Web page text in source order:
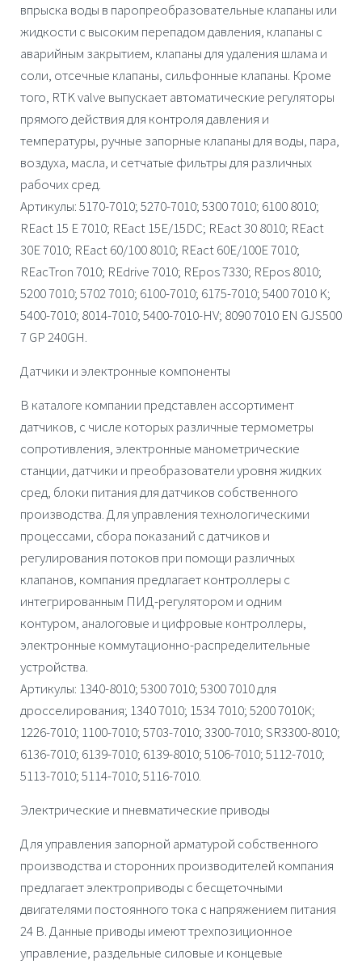
впрыска воды в паропреобразовательные клапаны или
жидкости с высоким перепадом давления, клапаны с
аварийным закрытием, клапаны для удаления шлама и
соли, отсечные клапаны, сильфонные клапаны. Кроме
того, RTK valve выпускает автоматические регуляторы
прямого действия для контроля давления и
температуры, ручные запорные клапаны для воды, пара,
воздуха, масла, и сетчатые фильтры для различных
рабочих сред.
Артикулы: 5170-7010; 5270-7010; 5300 7010; 6100 8010;
REact 15 E 7010; REact 15E/15DC; REact 30 8010; REact
30E 7010; REact 60/100 8010; REact 60E/100E 7010;
REacTron 7010; REdrive 7010; REpos 7330; REpos 8010;
5200 7010; 5702 7010; 6100-7010; 6175-7010; 5400 7010 K;
5400-7010; 8014-7010; 5400-7010-HV; 8090 7010 EN GJS500
7 GP 240GH.
Датчики и электронные компоненты
В каталоге компании представлен ассортимент
датчиков, с числе которых различные термометры
сопротивления, электронные манометрические
станции, датчики и преобразователи уровня жидких
сред, блоки питания для датчиков собственного
производства. Для управления технологическими
процессами, сбора показаний с датчиков и
регулирования потоков при помощи различных
клапанов, компания предлагает контроллеры с
интегрированным ПИД-регулятором и одним
контуром, аналоговые и цифровые контроллеры,
электронные коммутационно-распределительные
устройства.
Артикулы: 1340-8010; 5300 7010; 5300 7010 для
дросселирования; 1340 7010; 1534 7010; 5200 7010K;
1226-7010; 1100-7010; 5703-7010; 3300-7010; SR3300-8010;
6136-7010; 6139-7010; 6139-8010; 5106-7010; 5112-7010;
5113-7010; 5114-7010; 5116-7010.
Электрические и пневматические приводы
Для управления запорной арматурой собственного
производства и сторонних производителей компания
предлагает электроприводы с бесщеточными
двигателями постоянного тока с напряжением питания
24 В. Данные приводы имеют трехпозиционное
управление, раздельные силовые и концевые